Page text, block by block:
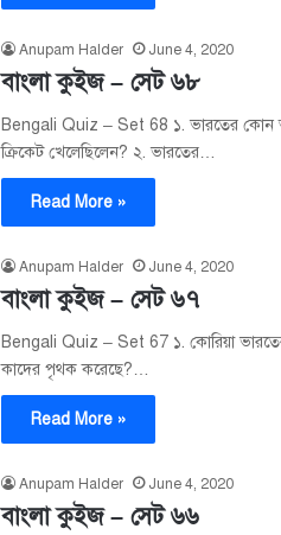
Anupam Halder June 4, 2020
বাংলা কুইজ – সেট ৬৮
Bengali Quiz – Set 68 ১. ভারতের কোন
ক্রিকেট খেলেছিলেন? ২. ভারতের…
Read More »
Anupam Halder June 4, 2020
বাংলা কুইজ – সেট ৬৭
Bengali Quiz – Set 67 ১. কোরিয়া
কাদের পৃথক করেছে?…
Read More »
Anupam Halder June 4, 2020
বাংলা কুইজ – সেট ৬৬